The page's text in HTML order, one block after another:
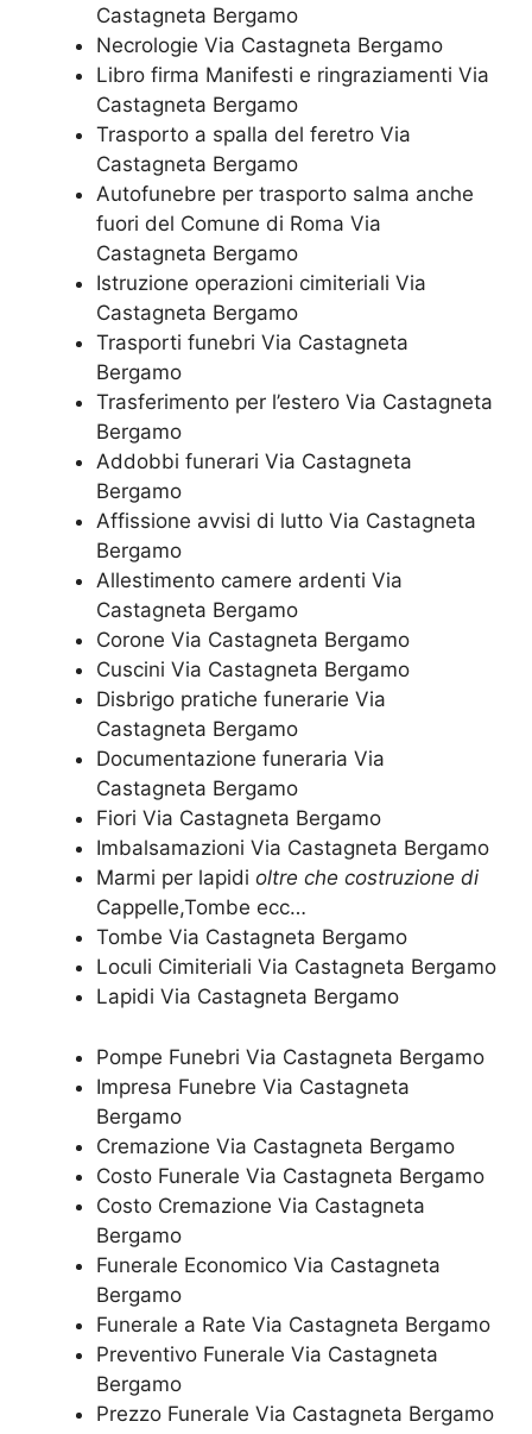
Castagneta Bergamo
Necrologie Via Castagneta Bergamo
Libro firma Manifesti e ringraziamenti Via
Castagneta Bergamo
Trasporto a spalla del feretro Via
Castagneta Bergamo
Autofunebre per trasporto salma anche
fuori del Comune di Roma Via
Castagneta Bergamo
Istruzione operazioni cimiteriali Via
Castagneta Bergamo
Trasporti funebri Via Castagneta
Bergamo
Trasferimento per l’estero Via Castagneta
Bergamo
Addobbi funerari Via Castagneta
Bergamo
Affissione avvisi di lutto Via Castagneta
Bergamo
Allestimento camere ardenti Via
Castagneta Bergamo
Corone Via Castagneta Bergamo
Cuscini Via Castagneta Bergamo
Disbrigo pratiche funerarie Via
Castagneta Bergamo
Documentazione funeraria Via
Castagneta Bergamo
Fiori Via Castagneta Bergamo
Imbalsamazioni Via Castagneta Bergamo
Marmi per lapidi oltre che costruzione di
Cappelle,Tombe ecc…
Tombe Via Castagneta Bergamo
Loculi Cimiteriali Via Castagneta Bergamo
Lapidi Via Castagneta Bergamo
Pompe Funebri Via Castagneta Bergamo
Impresa Funebre Via Castagneta
Bergamo
Cremazione Via Castagneta Bergamo
Costo Funerale Via Castagneta Bergamo
Costo Cremazione Via Castagneta
Bergamo
Funerale Economico Via Castagneta
Bergamo
Funerale a Rate Via Castagneta Bergamo
Preventivo Funerale Via Castagneta
Bergamo
Prezzo Funerale Via Castagneta Bergamo